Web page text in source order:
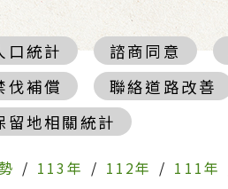
口統計 諮商同意
伐補償
聯絡道路改善
留地相關統計
/ 113年 / 112年 / 111年